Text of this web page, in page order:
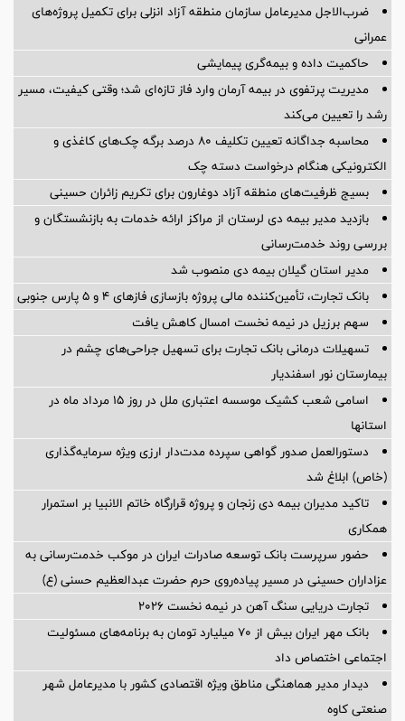
ضرب‌الاجل مدیرعامل سازمان منطقه آزاد انزلی برای تكمیل پروژه‌های
عمرانی
حاکمیت داده و بیمه‌گری پیمایشی
مدیریت پرتفوی در بیمه آرمان وارد فاز تازه‌ای شد؛ وقتی کیفیت، مسیر
رشد را تعیین می‌کند
محاسبه جداگانه تعیین تکلیف 80 درصد برگه چک‌های کاغذی و
الکترونیکی هنگام درخواست دسته چک
بسیج ظرفیت‌های منطقه آزاد دوغارون برای تکریم زائران حسینی
بازدید مدیر بیمه دی لرستان از مراکز ارائه خدمات به بازنشستگان و
بررسی روند خدمت‌رسانی
مدیر استان گیلان بیمه دی منصوب شد
بانک تجارت، تأمین‌کننده مالی پروژه بازسازی فازهای ۴ و ۵ پارس جنوبی
سهم برزیل در نیمه نخست امسال کاهش یافت
تسهیلات درمانی بانک تجارت برای تسهیل جراحی‌های چشم در
بیمارستان نور اسفندیار
اسامی شعب کشیک موسسه اعتباری ملل در روز 15 مرداد ماه در
استانها
دستورالعمل صدور گواهی سپرده مدت‌دار ارزی ویژه سرمایه‌گذاری
(خاص) ابلاغ شد
تاکید مدیران بیمه دی زنجان و پروژه قرارگاه خاتم الانبیا بر استمرار
همکاری
حضور سرپرست بانک توسعه صادرات ایران در موکب خدمت‌رسانی به
عزاداران حسینی در مسیر پیاده‌روی حرم حضرت عبدالعظیم حسنی (ع)
تجارت دریایی سنگ آهن در نیمه نخست ۲۰۲۶
بانک مهر ایران بیش از ۷۰ میلیارد تومان به برنامه‌های مسئولیت
اجتماعی اختصاص داد
دیدار مدیر هماهنگی مناطق ویژه اقتصادی کشور با مدیرعامل شهر
صنعتی کاوه